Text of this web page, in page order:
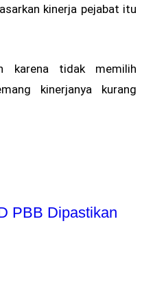
kinerja pejabat itu
karena tidak memilih
kinerjanya kurang
PBB Dipastikan